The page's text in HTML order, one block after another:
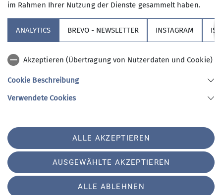
Sektion
Service
Sektion Augsburg des Deutschen Alpenvereins e.V.
Telefon +49821516780
Datenschutz-Einstellungen
Datenschutz
Impressum
im Rahmen Ihrer Nutzung der Dienste gesammelt haben.
ANALYTICS BREVO - NEWSLETTER INSTAGRAM
Akzeptieren (Übertragung von Nutzerdaten und Cookie)
Cookie Beschreibung
Verwendete Cookies
ALLE AKZEPTIEREN
AUSGEWÄHLTE AKZEPTIEREN
ALLE ABLEHNEN